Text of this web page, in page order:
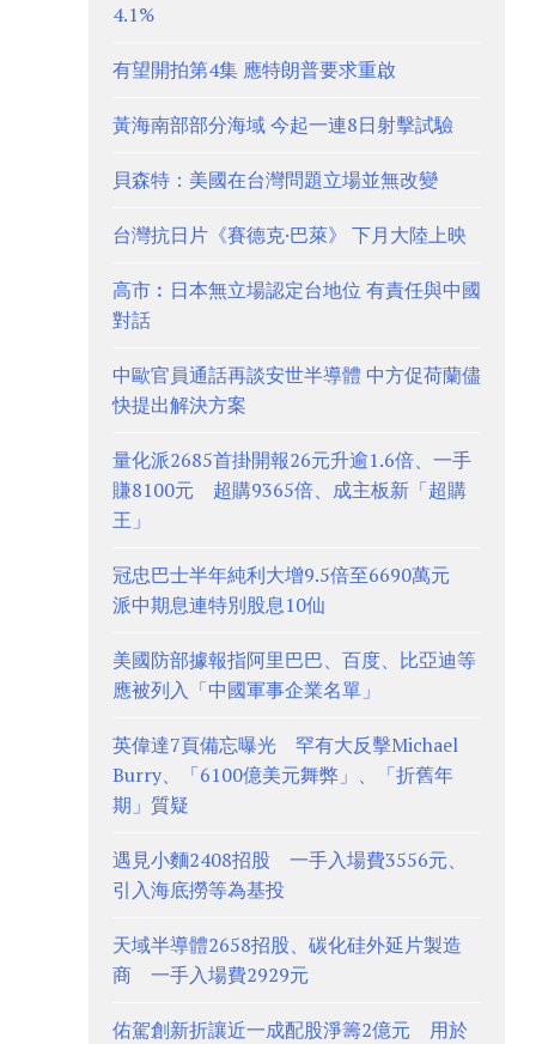
4.1%
有望開拍第4集 應特朗普要求重啟
黃海南部部分海域 今起一連8日射擊試驗
貝森特：美國在台灣問題立場並無改變
台灣抗日片《賽德克·巴萊》 下月大陸上映
高市︰日本無立場認定台地位 有責任與中國
對話
中歐官員通話再談安世半導體 中方促荷蘭儘
快提出解決方案
量化派2685首掛開報26元升逾1.6倍、一手
賺8100元 超購9365倍、成主板新「超購
王」
冠忠巴士半年純利大增9.5倍至6690萬元
派中期息連特別股息10仙
美國防部據報指阿里巴巴、百度、比亞迪等
應被列入「中國軍事企業名單」
英偉達7頁備忘曝光 罕有大反擊Michael
Burry、「6100億美元舞弊」、「折舊年
期」質疑
遇見小麵2408招股 一手入場費3556元、
引入海底撈等為基投
天域半導體2658招股、碳化硅外延片製造
商 一手入場費2929元
佑駕創新折讓近一成配股淨籌2億元 用於